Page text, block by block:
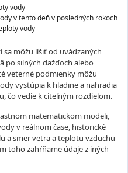
vody
v tento deň v posledných rokoch
vody
môžu líšiť od uvádzaných
po silných dažďoch alebo
veterné podmienky môžu
vystúpia k hladine a nahradia
čo vedie k citeľným rozdielom.
matematickom modeli,
v reálnom čase, historické
a smer vetra a teplotu vzduchu
toho zahŕňame údaje z iných